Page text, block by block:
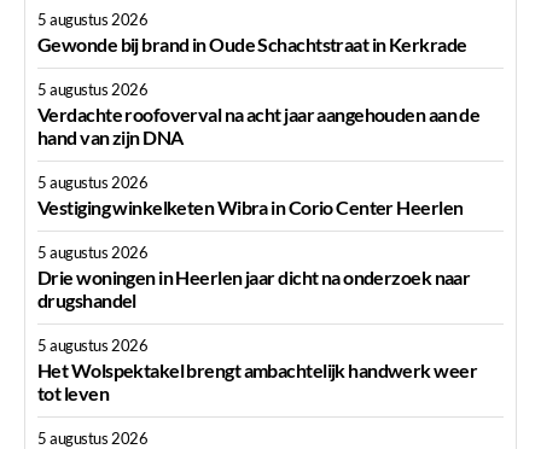
5 augustus 2026
Gewonde bij brand in Oude Schachtstraat in Kerkrade
5 augustus 2026
Verdachte roofoverval na acht jaar aangehouden aan de
hand van zijn DNA
5 augustus 2026
Vestiging winkelketen Wibra in Corio Center Heerlen
5 augustus 2026
Drie woningen in Heerlen jaar dicht na onderzoek naar
drugshandel
5 augustus 2026
Het Wolspektakel brengt ambachtelijk handwerk weer
tot leven
5 augustus 2026